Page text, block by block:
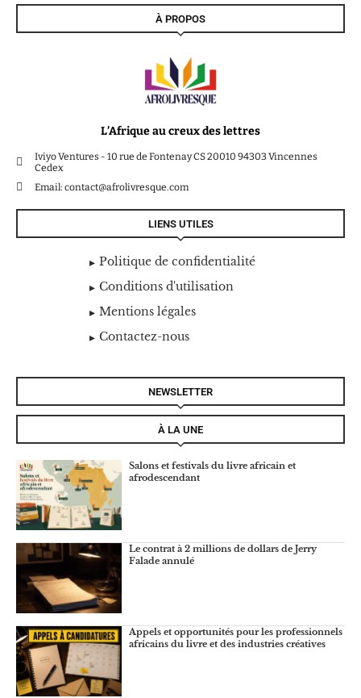
À PROPOS
L’Afrique au creux des lettres
Iviyo Ventures - 10 rue de Fontenay CS 20010 94303 Vincennes
Cedex
Email: contact@afrolivresque.com
LIENS UTILES
Politique de confidentialité
Conditions d'utilisation
Mentions légales
Contactez-nous
NEWSLETTER
À LA UNE
Salons et festivals du livre africain et
afrodescendant
Le contrat à 2 millions de dollars de Jerry
Falade annulé
Appels et opportunités pour les professionnels
africains du livre et des industries créatives